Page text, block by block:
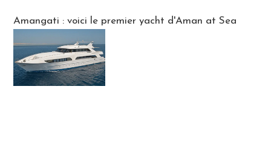
Amangati : voici le premier yacht d'Aman at Sea